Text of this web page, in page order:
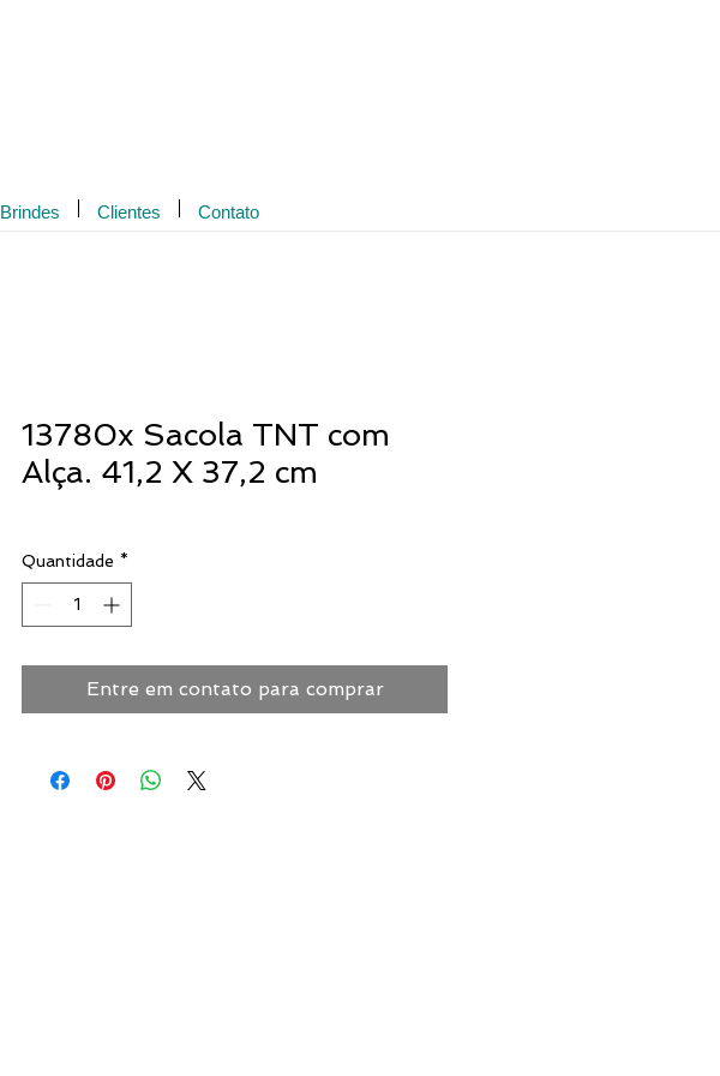
Brindes Clientes Contato
13780x Sacola TNT com
Alça. 41,2 X 37,2 cm
Quantidade *
Entre em contato para comprar